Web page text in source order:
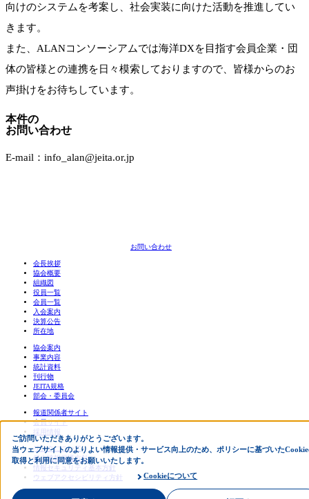
向けのシステムを考案し、社会実装に向けた活動を推進してい
きます。
また、ALANコンソーシアムでは海洋DXを目指す会員企業・団
体の皆様との連携を日々模索しておりますので、皆様からのお
声掛けをお待ちしています。
本件の
お問い合わせ
E-mail：info_alan@jeita.or.jp
お問い合わせ
会長挨拶
協会概要
組織図
役員一覧
会員一覧
入会案内
決算公告
所在地
協会案内
事業内容
統計資料
刊行物
JEITA規格
部会・委員会
報道関係者サイト
会員サイト
採用情報
リンクについて
個人情報保護方針
情報セキュリティ基本方針
ウェブアクセシビリティ方針
ご訪問いただきありがとうございます。
当ウェブサイトのよりよい情報提供・サービス向上のため、ポリシーに基づいた
取得と利用に同意をお願いいたします。
Cookieについて